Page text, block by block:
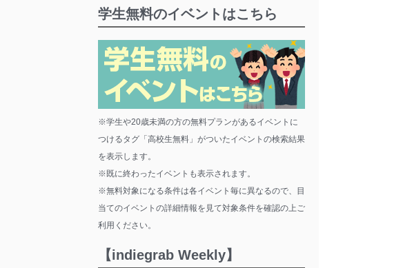
学生無料のイベントはこちら
※学生や20歳未満の方の無料プランがあるイベントに
つけるタグ「高校生無料」がついたイベントの検索結果
を表示します。
※既に終わったイベントも表示されます。
※無料対象になる条件は各イベント毎に異なるので、目
当てのイベントの詳細情報を見て対象条件を確認の上ご
利用ください。
【indiegrab Weekly】